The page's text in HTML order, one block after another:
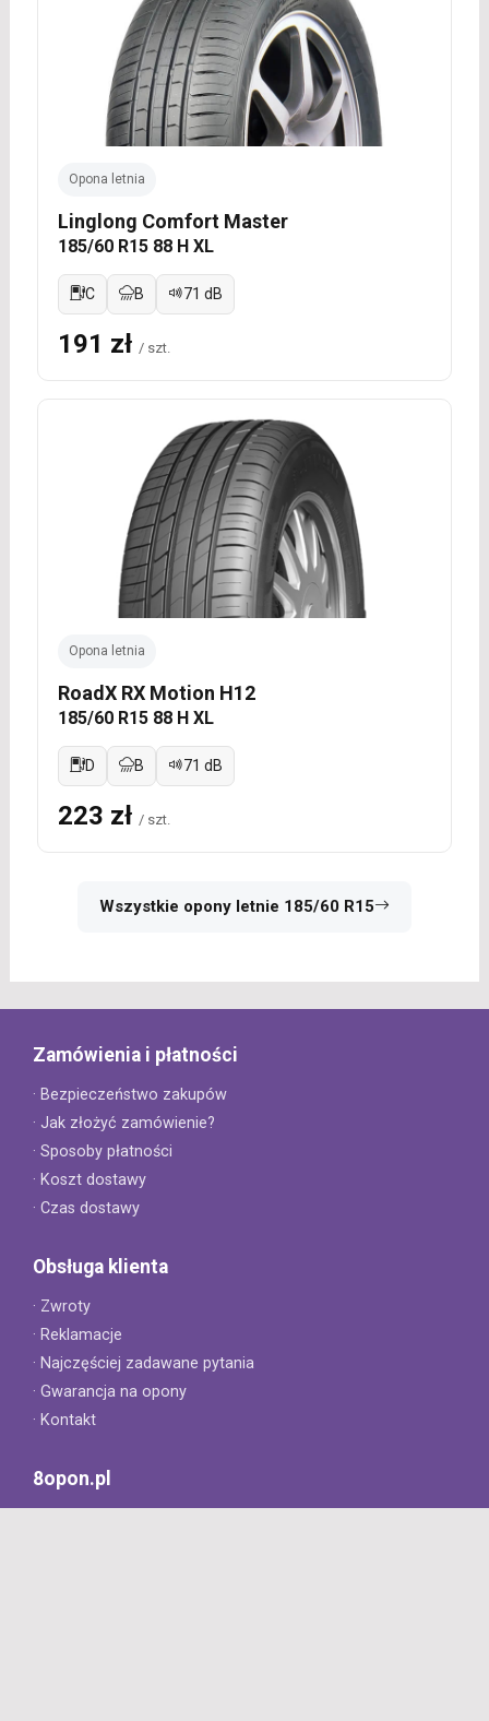
Opona letnia
Linglong Comfort Master
185/60 R15 88 H XL
C B 71 dB
191 zł / szt.
Opona letnia
RoadX RX Motion H12
185/60 R15 88 H XL
D B 71 dB
223 zł / szt.
Wszystkie opony letnie 185/60 R15
Zamówienia i płatności
· Bezpieczeństwo zakupów
· Jak złożyć zamówienie?
· Sposoby płatności
· Koszt dostawy
· Czas dostawy
Obsługa klienta
· Zwroty
· Reklamacje
· Najczęściej zadawane pytania
· Gwarancja na opony
· Kontakt
8opon.pl